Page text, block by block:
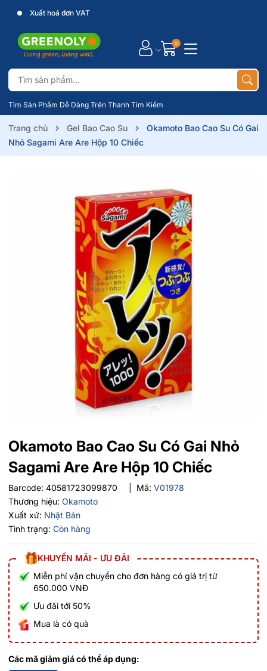
Xuất hoá đơn VAT
Tìm Sản Phẩm Dễ Dàng Trên Thanh Tìm Kiếm
0
Trang chủ Gel Bao Cao Su
Okamoto Bao Cao Su Có Gai
Nhỏ Sagami Are Are Hộp 10 Chiếc
Okamoto Bao Cao Su Có Gai Nhỏ
Sagami Are Are Hộp 10 Chiếc
Barcode: 40581723099870 Mã: V01978
Thương hiệu: Okamoto
Xuất xứ: Nhật Bản
Tình trạng: Còn hàng
KHUYẾN MÃI - ƯU ĐÃI
Miễn phí vận chuyển cho đơn hàng có giá trị từ
650.000 VNĐ
Ưu đãi tới 50%
Mua là có quà
Các mã giảm giá có thể áp dụng: